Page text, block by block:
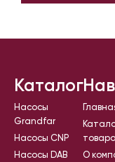
Каталог
Насосы
Grandfar
Насосы CNP
Насосы DAB
О